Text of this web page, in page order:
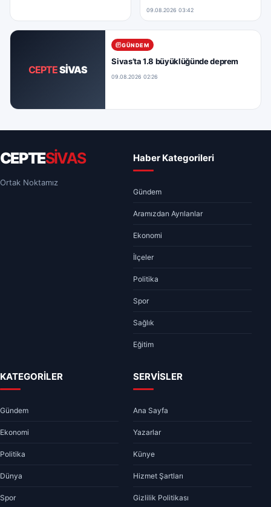
09.08.2026 03:42
CEPTESİVAS
GÜNDEM
Sivas’ta 1.8 büyüklüğünde deprem
09.08.2026 02:26
CEPTESİVAS
Ortak Noktamız
Haber Kategorileri
Gündem
Aramızdan Ayrılanlar
Ekonomi
İlçeler
Politika
Spor
Sağlık
Eğitim
KATEGORİLER
Gündem
Ekonomi
Politika
Dünya
Spor
SERVİSLER
Ana Sayfa
Yazarlar
Künye
Hizmet Şartları
Gizlilik Politikası